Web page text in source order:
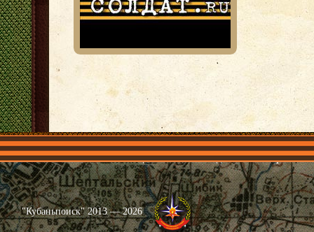
Главная Имена Общественные объединения Проекты
"Кубаньпоиск" 2013 — 2026